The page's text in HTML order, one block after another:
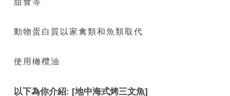
甜食等
動物蛋白質以家禽類和魚類取代
使用橄欖油
以下為你介紹: [地中海式烤三文魚]